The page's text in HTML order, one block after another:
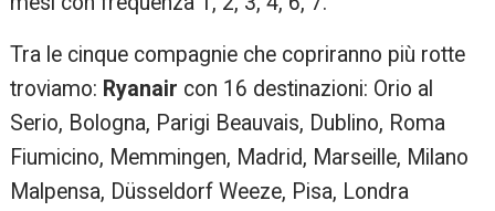
Tra le cinque compagnie che copriranno più rotte
troviamo: Ryanair con 16 destinazioni: Orio al
Serio, Bologna, Parigi Beauvais, Dublino, Roma
Fiumicino, Memmingen, Madrid, Marseille, Milano
Malpensa, Düsseldorf Weeze, Pisa, Londra